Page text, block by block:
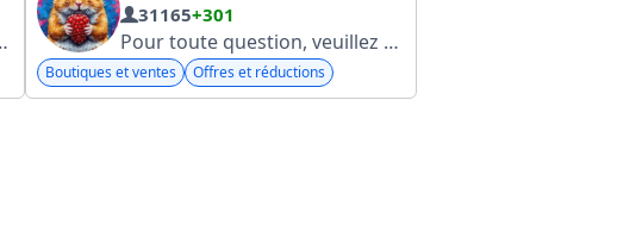
31165+301
Pour toute question, veuillez contacter @nikifortseva ou Max à l'adresse https://max.ru/wbozonkesh70100
Boutiques et ventes Offres et réductions